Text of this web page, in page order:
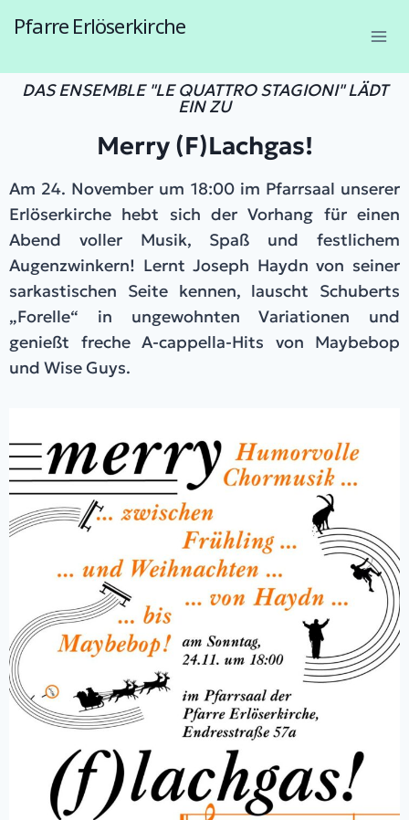
Pfarre Erlöserkirche
DAS ENSEMBLE "LE QUATTRO STAGIONI" LÄDT
EIN ZU
Merry (F)Lachgas!
Am 24. November um 18:00 im Pfarrsaal unserer
Erlöserkirche hebt sich der Vorhang für einen
Abend voller Musik, Spaß und festlichem
Augenzwinkern! Lernt Joseph Haydn von seiner
sarkastischen Seite kennen, lauscht Schuberts
„Forelle“ in ungewohnten Variationen und
genießt freche A-cappella-Hits von Maybebop
und Wise Guys.